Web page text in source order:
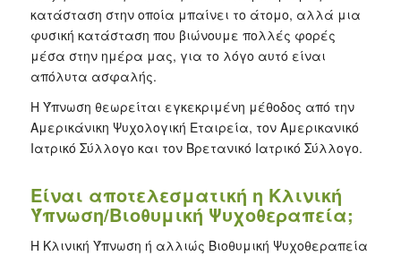
κατάσταση στην οποία μπαίνει το άτομο, αλλά μια
φυσική κατάσταση που βιώνουμε πολλές φορές
μέσα στην ημέρα μας, για το λόγο αυτό είναι
απόλυτα ασφαλής.
Η Ύπνωση θεωρείται εγκεκριμένη μέθοδος από την
Αμερικάνικη Ψυχολογική Εταιρεία, τον Αμερικανικό
Ιατρικό Σύλλογο και τον Βρετανικό Ιατρικό Σύλλογο.
Είναι αποτελεσματική η Κλινική
Ύπνωση/Βιοθυμική Ψυχοθεραπεία;
Η Κλινική Ύπνωση ή αλλιώς Βιοθυμική Ψυχοθεραπεία